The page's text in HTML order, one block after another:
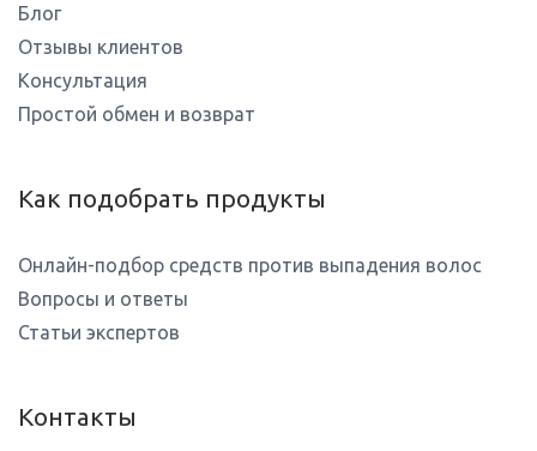
Блог
Отзывы клиентов
Консультация
Простой обмен и возврат
Как подобрать продукты
Онлайн-подбор средств против выпадения волос
Вопросы и ответы
Статьи экспертов
Контакты